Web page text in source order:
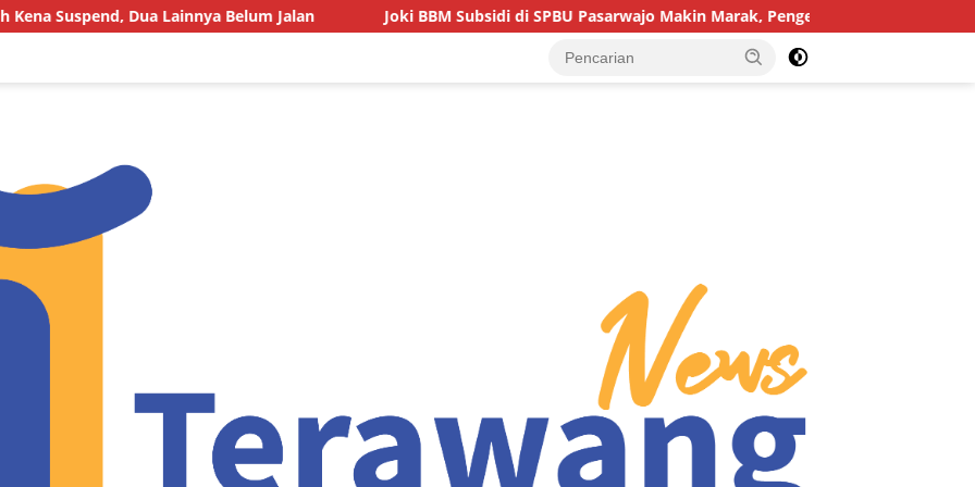
Dua Lainnya Belum Jalan Joki BBM Subsidi di SPBU Pasarwajo Makin Marak, Pengendara: “Polres Buton Dimana,